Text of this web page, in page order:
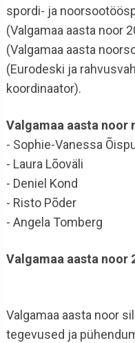
spordi- ja
(Valgamaa aasta noor
(Valgamaa aasta
(Eurodeski ja
koordinaator).
Valgamaa aasta noor
- Sophie-Vanessa
- Laura Lõoväli
- Deniel Kond
- Risto Põder
- Angela Tomberg
Valgamaa aasta noor
Valgamaa aasta noor
tegevused ja